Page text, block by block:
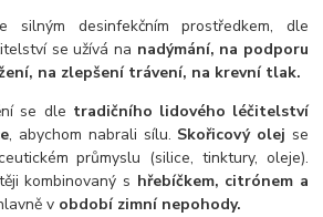
silným desinfekčním prostředkem, dle
se užívá na nadýmání, na podporu
na zlepšení trávení, na krevní tlak.
se dle tradičního lidového léčitelství
, abychom nabrali sílu. Skořicový olej se
průmyslu (silice, tinktury, oleje).
kombinovaný s hřebíčkem, citrónem a
v období zimní nepohody.